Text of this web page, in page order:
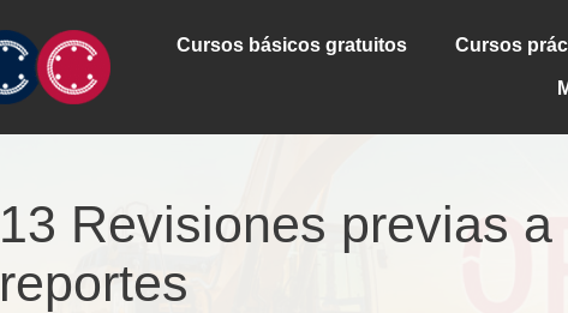
Cursos básicos gratuitos Cursos
13 Revisiones previas
reportes